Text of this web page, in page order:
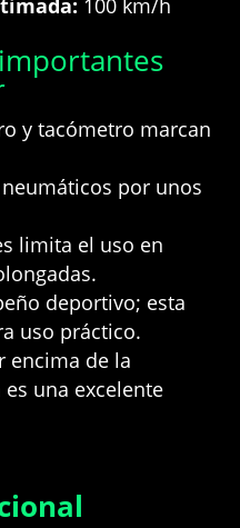
100 km/h
y tacómetro marcan
por unos
limita el uso en
deportivo; esta
uso práctico.
encima de la
una excelente